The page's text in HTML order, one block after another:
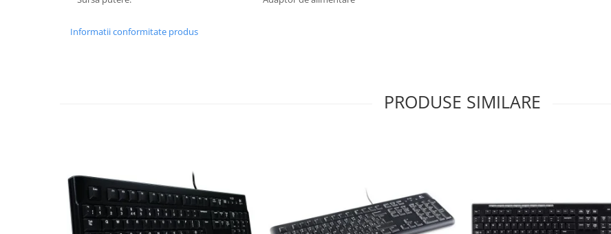
Foto & Video
Cloud si Aplicatii SaaS
Informatii conformitate produs
PRODUSE SIMILARE